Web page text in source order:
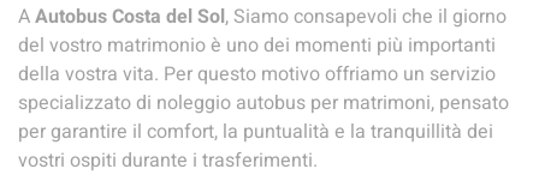
AAutobus Costa del Sol, Siamo consapevoli che il giorno
del vostro matrimonio è uno dei momenti più importanti
della vostra vita. Per questo motivo offriamo un servizio
specializzato di noleggio autobus per matrimoni, pensato
per garantire il comfort, la puntualità e la tranquillità dei
vostri ospiti durante i trasferimenti.